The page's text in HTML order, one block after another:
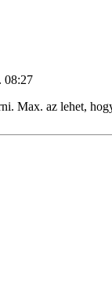
08:27
Max. az lehet,